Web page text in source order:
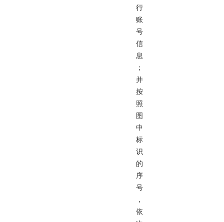
行
账
号
信
息
；
并
按
照
图
中
标
识
的
序
号
，
依